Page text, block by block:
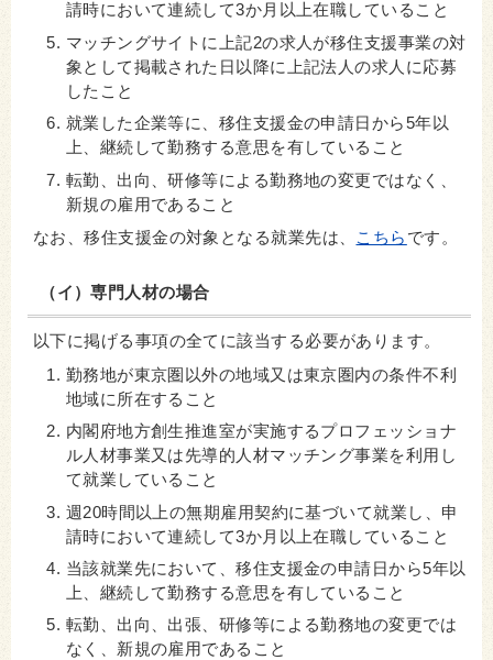
請時において連続して3か月以上在職していること
マッチングサイトに上記2の求人が移住支援事業の対
象として掲載された日以降に上記法人の求人に応募
したこと
就業した企業等に、移住支援金の申請日から5年以
上、継続して勤務する意思を有していること
転勤、出向、研修等による勤務地の変更ではなく、
新規の雇用であること
なお、移住支援金の対象となる就業先は、 こちら です。
（イ）専門人材の場合
以下に掲げる事項の全てに該当する必要があります。
勤務地が東京圏以外の地域又は東京圏内の条件不利
地域に所在すること
内閣府地方創生推進室が実施するプロフェッショナ
ル人材事業又は先導的人材マッチング事業を利用し
て就業していること
週20時間以上の無期雇用契約に基づいて就業し、申
請時において連続して3か月以上在職していること
当該就業先において、移住支援金の申請日から5年以
上、継続して勤務する意思を有していること
転勤、出向、出張、研修等による勤務地の変更では
なく、新規の雇用であること